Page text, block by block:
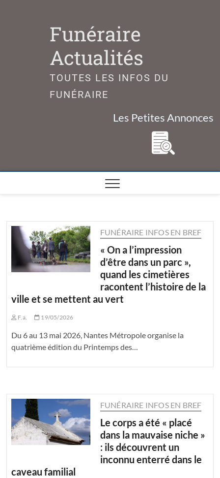
Funéraire
Actualités
TOUTES LES INFOS DU
FUNÉRAIRE
Les Petites Annonces
FUNÉRAIRE INFOS EN BREF
« On a l’impression
d’être dans un parc »,
quand les cimetières
racontent l’histoire de la
ville et se mettent au vert
F.a. 19/05/2026
Du 6 au 13 mai 2026, Nantes Métropole organise la
quatrième édition du Printemps des…
FUNÉRAIRE INFOS EN BREF
Le corps a été « placé
dans la mauvaise niche »
: ils découvrent un
inconnu enterré dans le
caveau familial